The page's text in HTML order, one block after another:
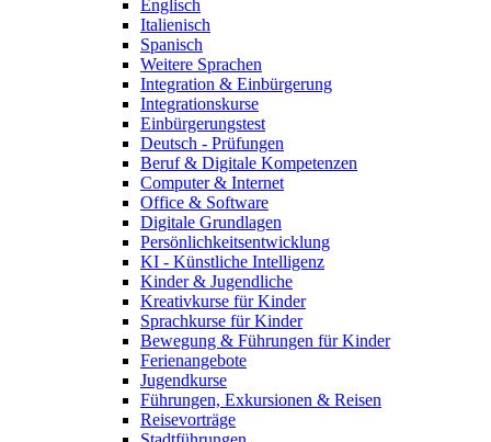
Englisch
Italienisch
Spanisch
Weitere Sprachen
Integration & Einbürgerung
Integrationskurse
Einbürgerungstest
Deutsch - Prüfungen
Beruf & Digitale Kompetenzen
Computer & Internet
Office & Software
Digitale Grundlagen
Persönlichkeitsentwicklung
KI - Künstliche Intelligenz
Kinder & Jugendliche
Kreativkurse für Kinder
Sprachkurse für Kinder
Bewegung & Führungen für Kinder
Ferienangebote
Jugendkurse
Führungen, Exkursionen & Reisen
Reisevorträge